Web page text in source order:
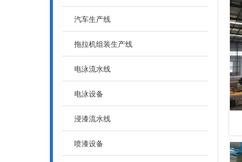
- 通风系统抗震支吊架系统
- 多管共架抗震支吊架系统
- 电气抗震支吊架系统
- 单管抗震支架吊架系统
汽车生产线
拖拉机组装生产线
电泳流水线
电泳设备
浸漆流水线
喷漆设备